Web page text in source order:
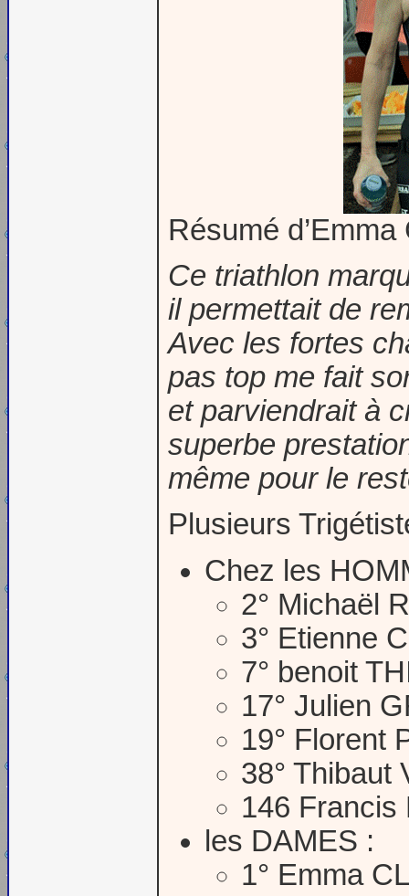
Résumé
Ce triathlon
il permettait de
Avec les fortes
pas top me fait
et parviendrait à
superbe
même pour le
Plusieurs
Chez les
2° Michaël
3° Etienne
7° benoit
17° Julien
19° Florent
38° Thibaut
146 Francis
les DAMES :
1° Emma